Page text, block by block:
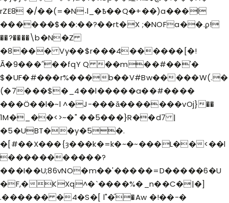
rZE8 �/��(=�N˕l_�߿��Q�+��)a���l
������$��:��?��rt�X ;�NOFa��.ϼ!
��?����\b�N�Z
�8��� Vy��$r���4������[�!
Ā�9���΅��fqY Q ��m��#��'�
$�UF�#���r%���b��V#Bw�����W(.�
(�7���$�_4��l�����a��#����
���Ö��l�~l ^�J-���ǎ�������vOj}��
1M�_��<>~�" ��5���}R��d7 |
�5�UBT��y�5�.
�[#��X���{ȝ���k�=k�~�~���L��<��l
�����������?
���I��U;86vNO�m��'�����=D�����6�U
�F,�KXq^�`����%�_n��C�|�]
.������ �4�S�[ l"�֞�Aw �!��-�